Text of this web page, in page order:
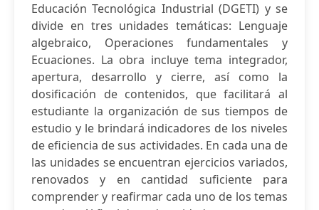
Educación Tecnológica Industrial (DGETI) y se
divide en tres unidades temáticas: Lenguaje
algebraico, Operaciones fundamentales y
Ecuaciones. La obra incluye tema integrador,
apertura, desarrollo y cierre, así como la
dosificación de contenidos, que facilitará al
estudiante la organización de sus tiempos de
estudio y le brindará indicadores de los niveles
de eficiencia de sus actividades. En cada una de
las unidades se encuentran ejercicios variados,
renovados y en cantidad suficiente para
comprender y reafirmar cada uno de los temas